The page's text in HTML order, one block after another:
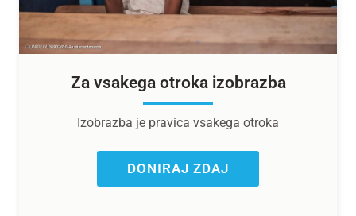
Za vsakega otroka izobrazba
Izobrazba je pravica vsakega otroka
DONIRAJ ZDAJ